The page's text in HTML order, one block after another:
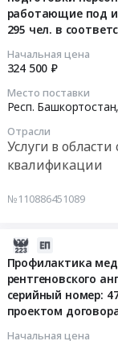
работающие под
295 чел. в
Начальная цена
324 500 ₽
Место поставки
Респ. Башкортостан,
Отрасли
Услуги в
квалификации
№110886451089
Профилактика
рентгеновского
серийный номер:
проектом
Начальная цена